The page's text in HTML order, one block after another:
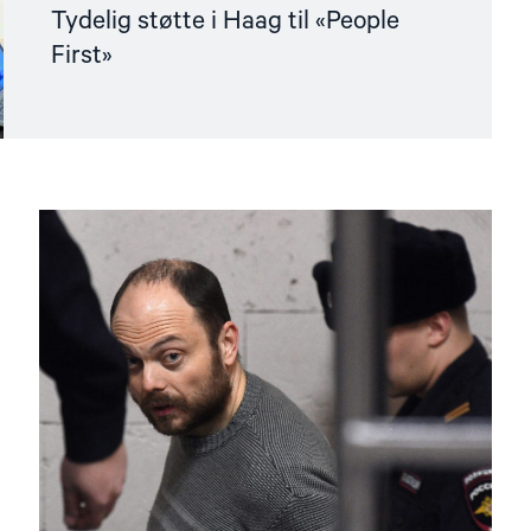
Tydelig støtte i Haag til «People
First»
Read
"Fangeutveksling
krever
gjennomtenkt